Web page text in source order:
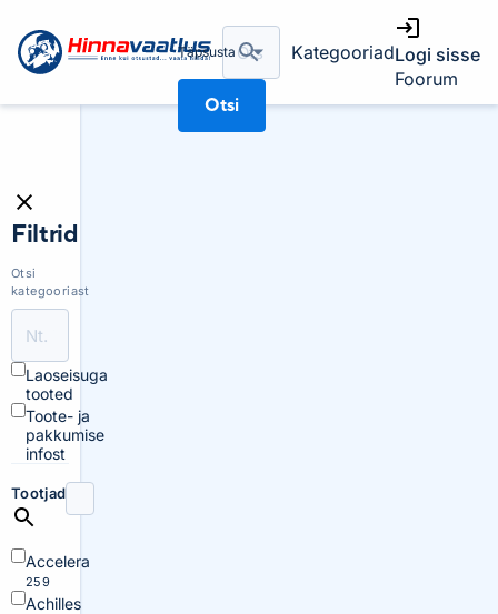
Täpsusta
Otsi
KategooriadLogi sisse
Foorum
Filtrid
Otsi
kategooriast
Laoseisuga
tooted
Toote- ja
pakkumise
infost
Tootjad
Accelera
259
Achilles